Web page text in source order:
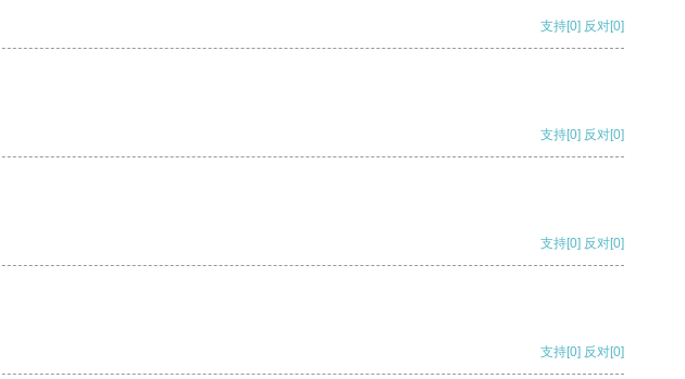
支持[0] 反对[0]
支持[0] 反对[0]
支持[0] 反对[0]
支持[0] 反对[0]